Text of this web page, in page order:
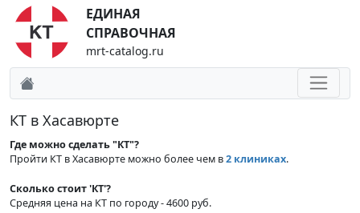
ЕДИНАЯ
СПРАВОЧНАЯ
mrt-catalog.ru
КТ в Хасавюрте
Где можно сделать "КТ"?
Пройти КТ в Хасавюрте можно более чем в2 клиниках.
Сколько стоит 'КТ'?
Средняя цена на КТ по городу - 4600 руб.